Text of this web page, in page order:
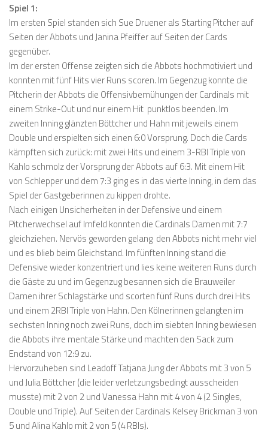
Spiel 1:
Im ersten Spiel standen sich Sue Druener als Starting Pitcher auf
Seiten der Abbots und Janina Pfeiffer auf Seiten der Cards
gegenüber.
Im der ersten Offense zeigten sich die Abbots hochmotiviert und
konnten mit fünf Hits vier Runs scoren. Im Gegenzug konnte die
Pitcherin der Abbots die Offensivbemühungen der Cardinals mit
einem Strike-Out und nur einem Hit punktlos beenden. Im
zweiten Inning glänzten Böttcher und Hahn mit jeweils einem
Double und erspielten sich einen 6:0 Vorsprung. Doch die Cards
kämpften sich zurück: mit zwei Hits und einem 3-RBI Triple von
Kahlo schmolz der Vorsprung der Abbots auf 6:3. Mit einem Hit
von Schlepper und dem 7:3 ging es in das vierte Inning, in dem das
Spiel der Gastgeberinnen zu kippen drohte.
Nach einigen Unsicherheiten in der Defensive und einem
Pitcherwechsel auf Imfeld konnten die Cardinals Damen mit 7:7
gleichziehen. Nervös geworden gelang den Abbots nicht mehr viel
und es blieb beim Gleichstand. Im fünften Inning stand die
Defensive wieder konzentriert und lies keine weiteren Runs durch
die Gäste zu und im Gegenzug besannen sich die Brauweiler
Damen ihrer Schlagstärke und scorten fünf Runs durch drei Hits
und einem 2RBI Triple von Hahn. Den Kölnerinnen gelangten im
sechsten Inning noch zwei Runs, doch im siebten Inning bewiesen
die Abbots ihre mentale Stärke und machten den Sack zum
Endstand von 12:9 zu.
Hervorzuheben sind Leadoff Tatjana Jung der Abbots mit 3 von 5
und Julia Böttcher (die leider verletzungsbedingt ausscheiden
musste) mit 2 von 2 und Vanessa Hahn mit 4 von 4 (2 Singles,
Double und Triple). Auf Seiten der Cardinals Kelsey Brickman 3 von
5 und Alina Kahlo mit 2 von 5 (4 RBIs).